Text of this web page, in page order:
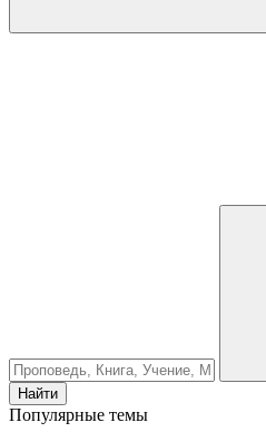
Найти
Популярные темы